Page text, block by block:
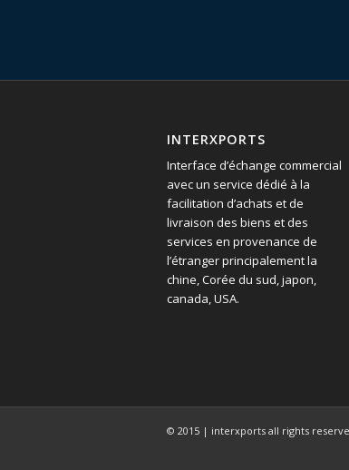
INTERXPORTS
Interface d’échange commercial
avec un service dédié à la
facilitation d’achats et de
livraison des biens et des
services en provenance de
l’étranger principalement la
chine, Corée du sud, japon,
canada, USA.
© 2015 | interxports all rights